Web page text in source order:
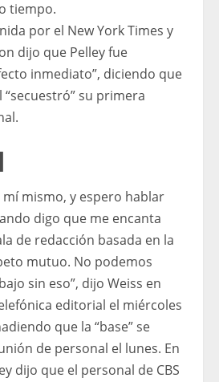
tiempo.
por el New York Times y
dijo que Pelley fue
inmediato”, diciendo que
su primera
mí mismo, y espero hablar
digo que me encanta
de redacción basada en la
mutuo. No podemos
sin eso”, dijo Weiss en
editorial el miércoles
que la “base” se
de personal el lunes. En
dijo que el personal de CBS